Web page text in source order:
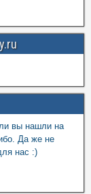
вы нашли на
Да же не
нас :)